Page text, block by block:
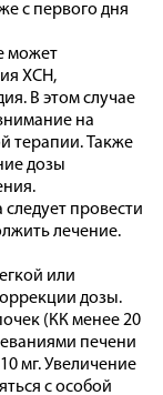
с первого дня
может
ХСН,
В этом случае
на
терапии. Также
дозы
провести
лечение.
или
дозы.
(КК менее 20
печени
мг. Увеличение
с особой